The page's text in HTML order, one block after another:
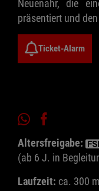
Neuenahr, die
präsentiert und
Ticket-Alarm
Altersfreigabe:
(ab 6 J. in
Laufzeit: ca. 300